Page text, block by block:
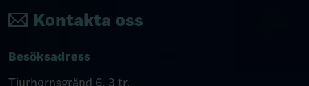
Kontakta oss
Besöksadress
Tjurhornsgränd 6, 3 tr.